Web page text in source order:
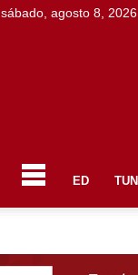
sábado, agosto 8, 2026
ED